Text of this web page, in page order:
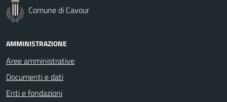
Comune di Cavour
AMMINISTRAZIONE
Aree amministrative
Documenti e dati
Enti e fondazioni